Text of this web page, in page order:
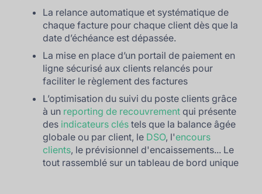
La relance automatique et systématique de
chaque facture pour chaque client dès que la
date d’échéance est dépassée.
La mise en place d’un portail de paiement en
ligne sécurisé aux clients relancés pour
faciliter le règlement des factures
L’optimisation du suivi du poste clients grâce
à un reporting de recouvrement qui présente
des indicateurs clés tels que la balance âgée
globale ou par client, le DSO, l'encours
clients, le prévisionnel d'encaissements... Le
tout rassemblé sur un tableau de bord unique